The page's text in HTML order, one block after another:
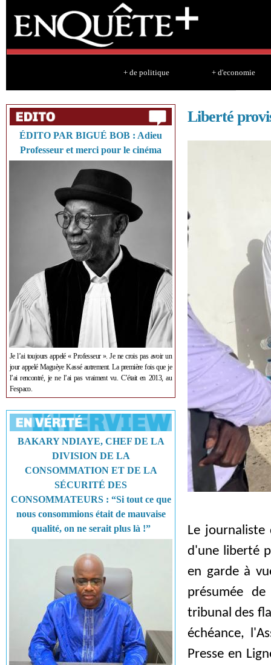
+ de politique + d'economie
ÉDITO PAR BIGUÉ BOB : Adieu
Professeur et merci pour le cinéma
Je l’ai toujours appelé « Professeur ». Je ne crois pas avoir un
jour appelé Maguèye Kassé autrement. La première fois que je
l’ai rencontré, je ne l’ai pas vraiment vu. C’était en 2013, au
Fespaco.
BAKARY NDIAYE, CHEF DE LA
DIVISION DE LA
CONSOMMATION ET DE LA
SÉCURITÉ DES
CONSOMMATEURS : “Si tout ce que
nous consommions était de mauvaise
qualité, on ne serait plus là !”
Liberté
Le journaliste
d'une liberté
en garde à
présumée
tribunal des
échéance,
Presse en